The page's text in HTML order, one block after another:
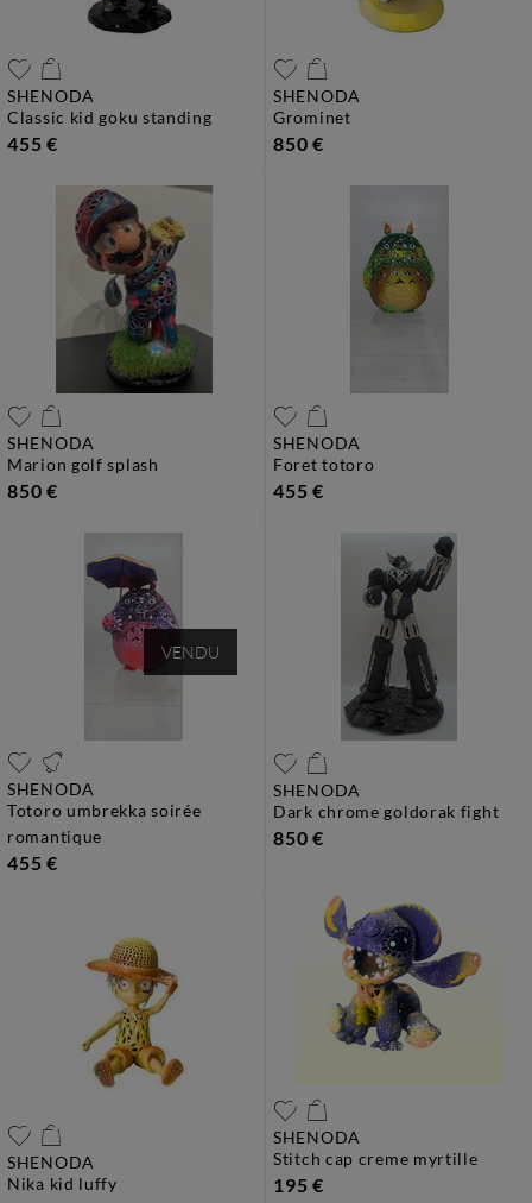
SHENODA
classic kid goku standing
455 €
SHENODA
grominet
850 €
SHENODA
marion golf splash
850 €
SHENODA
foret totoro
455 €
VENDU
SHENODA
totoro umbrekka soirée
romantique
455 €
SHENODA
dark chrome goldorak fight
850 €
SHENODA
nika kid luffy
SHENODA
stitch cap creme myrtille
195 €